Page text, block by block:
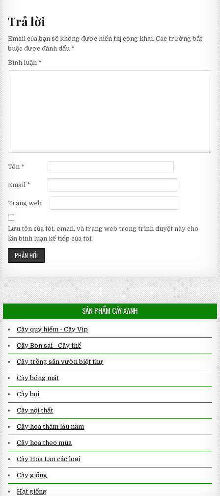
Trả lời
Email của bạn sẽ không được hiển thị công khai. Các trường bắt
buộc được đánh dấu *
Bình luận *
Tên *
Email *
Trang web
Lưu tên của tôi, email, và trang web trong trình duyệt này cho
lần bình luận kế tiếp của tôi.
SẢN PHẨM CÂY XANH
Cây quý hiếm - Cây Vip
Cây Bon sai - Cây thế
Cây trồng sân vườn biệt thự
Cây bóng mát
Cây bụi
Cây nội thất
Cây hoa thảm lâu năm
Cây hoa theo mùa
Cây Hoa Lan các loại
Cây giống
Hạt giống